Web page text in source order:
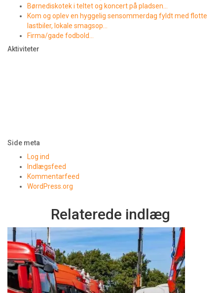
Børnediskotek i teltet og koncert på pladsen…
Kom og oplev en hyggelig sensommerdag fyldt med flotte
lastbiler, lokale smagsop…
Firma/gade fodbold…
Aktiviteter
Side meta
Log ind
Indlægsfeed
Kommentarfeed
WordPress.org
Relaterede indlæg